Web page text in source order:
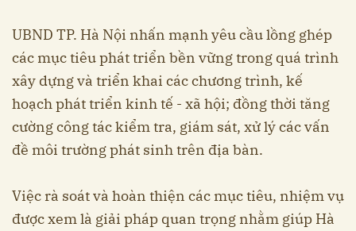
UBND TP. Hà Nội nhấn mạnh yêu cầu lồng ghép
các mục tiêu phát triển bền vững trong quá trình
xây dựng và triển khai các chương trình, kế
hoạch phát triển kinh tế - xã hội; đồng thời tăng
cường công tác kiểm tra, giám sát, xử lý các vấn
đề môi trường phát sinh trên địa bàn.
Việc rà soát và hoàn thiện các mục tiêu, nhiệm vụ
được xem là giải pháp quan trọng nhằm giúp Hà